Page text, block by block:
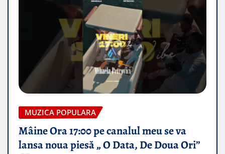
MUZICA POPULARA
Mâine Ora 17:00 pe canalul meu se va
lansa noua piesă „ O Data, De Doua Ori”